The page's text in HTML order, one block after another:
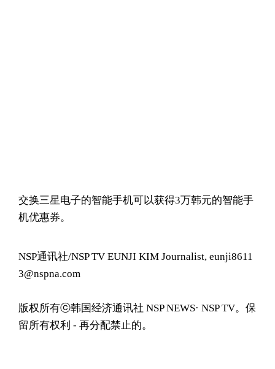
交换三星电子的智能手机可以获得3万韩元的智能手
机优惠券。
NSP通讯社/NSP TV EUNJI KIM Journalist, eunji8611
3@nspna.com
版权所有ⓒ韩国经济通讯社 NSP NEWS· NSP TV。保
留所有权利 - 再分配禁止的。